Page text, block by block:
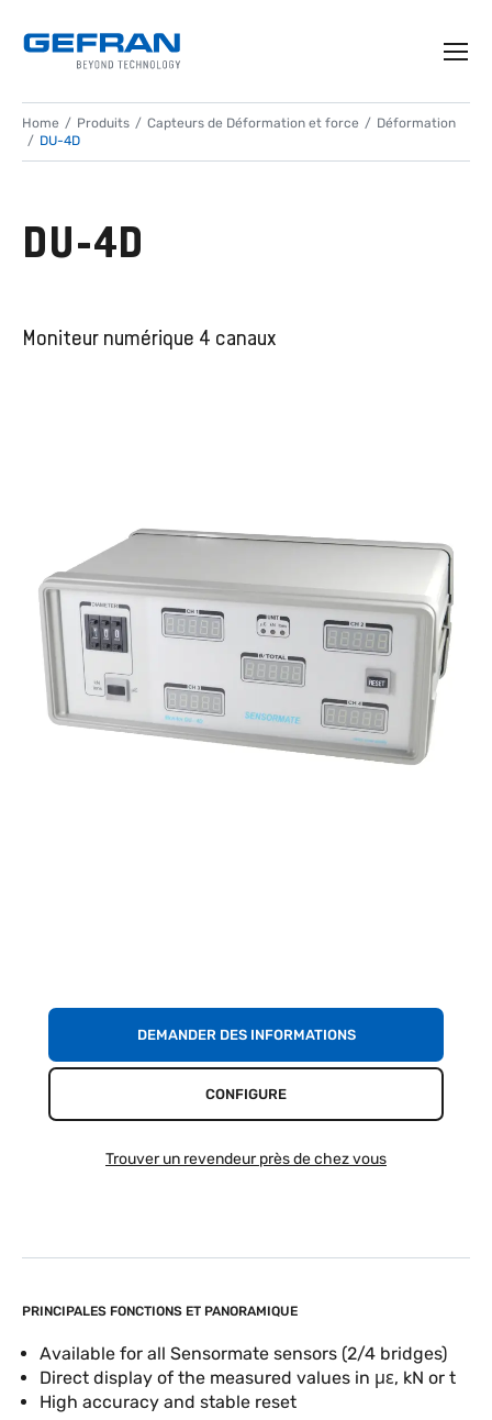
Home Produits Capteurs de Déformation et force
Déformation
DU-4D
DU-4D
Moniteur numérique 4 canaux
PRINCIPALES FONCTIONS ET PANORAMIQUE
Available for all Sensormate sensors (2/4 bridges)
Direct display of the measured values in με, kN or t
High accuracy and stable reset
DEMANDER DES INFORMATIONS
CONFIGURE
Trouver un revendeur près de chez vous